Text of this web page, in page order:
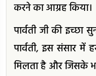
करने का आग्रह किया।
पार्वती जी की
पार्वती, इस संसार में
मिलता है और जिसके